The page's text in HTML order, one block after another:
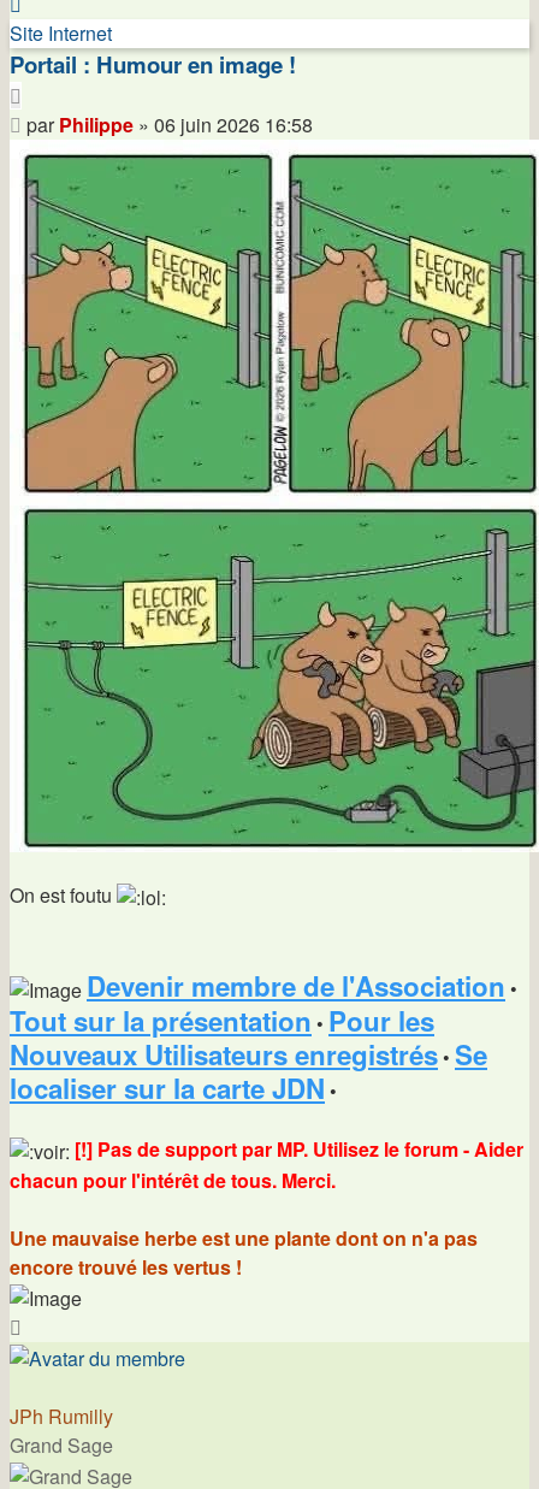
Philippe
Site Internet
Portail : Humour en image !
Message
parPhilippe » 06 juin 2026 16:58
On est foutu
Devenir membre de l'Association •
Tout sur la présentation • Pour les
Nouveaux Utilisateurs enregistrés • Se
localiser sur la carte JDN •
[!] Pas de support par MP. Utilisez le forum - Aider
chacun pour l'intérêt de tous. Merci.
Une mauvaise herbe est une plante dont on n'a pas
encore trouvé les vertus !
JPh Rumilly
Grand Sage